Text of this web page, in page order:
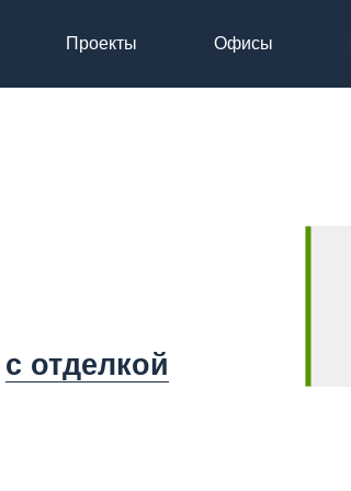
Проекты Офисы
с отделкой